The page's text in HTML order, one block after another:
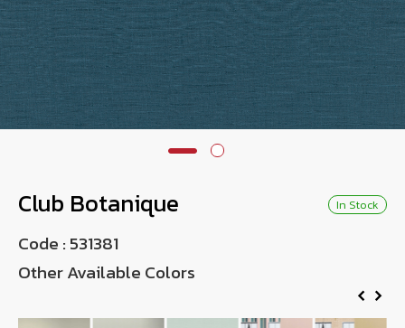
Language
TH
0-2746-8899
Club Botanique In Stock
Code : 531381
Other Available Colors